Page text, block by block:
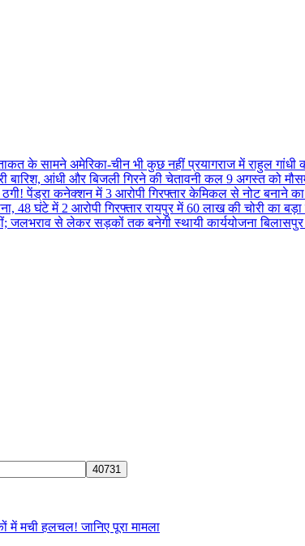
प्रयागराज में राहुल
कल 9 अगस्त को मौसम
केमिकल से नोट बनाने
रायपुर में 60 लाख की चोरी का
मची हलचल! जानिए पूरा मामला